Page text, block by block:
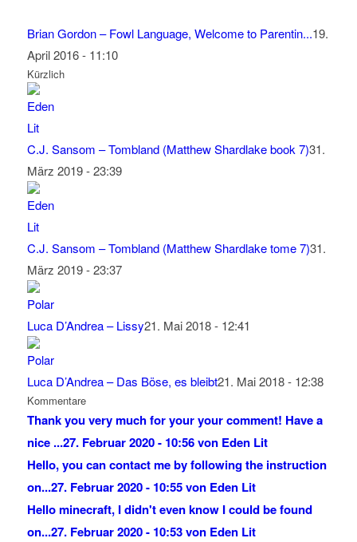
Brian Gordon – Fowl Language, Welcome to Parentin...19.
April 2016 - 11:10
Kürzlich
C.J. Sansom – Tombland (Matthew Shardlake book 7)31.
März 2019 - 23:39
C.J. Sansom – Tombland (Matthew Shardlake tome 7)31.
März 2019 - 23:37
Luca D’Andrea – Lissy21. Mai 2018 - 12:41
Luca D’Andrea – Das Böse, es bleibt21. Mai 2018 - 12:38
Kommentare
Thank you very much for your your comment! Have a
nice ...27. Februar 2020 - 10:56 von Eden Lit
Hello, you can contact me by following the instruction
on...27. Februar 2020 - 10:55 von Eden Lit
Hello minecraft, I didn't even know I could be found
on...27. Februar 2020 - 10:53 von Eden Lit